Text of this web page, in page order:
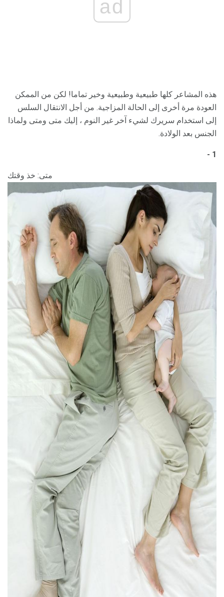
ad
هذه المشاعر كلها طبيعية وطبيعية وخير تماما! لكن من الممكن
العودة مرة أخرى إلى الحالة المزاجية. من أجل الانتقال السلس
إلى استخدام سريرك لشيء آخر غير النوم ، إليك متى ومتى ولماذا
الجنس بعد الولادة.
1 -
متى: خذ وقتك